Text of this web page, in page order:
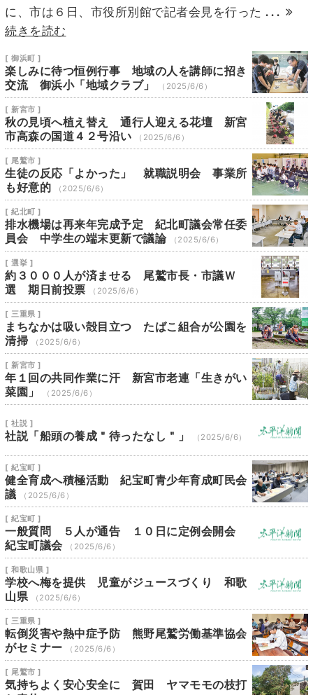
に、市は６日、市役所別館で記者会見を行った ...
続きを読む
[ 御浜町 ]
楽しみに待つ恒例行事 地域の人を講師に招き
交流 御浜小「地域クラブ」
（2025/6/6）
[ 新宮市 ]
秋の見頃へ植え替え 通行人迎える花壇 新宮
市高森の国道４２号沿い
（2025/6/6）
[ 尾鷲市 ]
生徒の反応「よかった」 就職説明会 事業所
も好意的
（2025/6/6）
[ 紀北町 ]
排水機場は再来年完成予定 紀北町議会常任委
員会 中学生の端末更新で議論
（2025/6/6）
[ 選挙 ]
約３０００人が済ませる 尾鷲市長・市議Ｗ
選 期日前投票
（2025/6/6）
[ 三重県 ]
まちなかは吸い殻目立つ たばこ組合が公園を
清掃
（2025/6/6）
[ 新宮市 ]
年１回の共同作業に汗 新宮市老連「生きがい
菜園」
（2025/6/6）
[ 社説 ]
社説「船頭の養成＂待ったなし＂」 （2025/6/6）
[ 紀宝町 ]
健全育成へ積極活動 紀宝町青少年育成町民会
議
（2025/6/6）
[ 紀宝町 ]
一般質問 ５人が通告 １０日に定例会開会
紀宝町議会
（2025/6/6）
[ 和歌山県 ]
学校へ梅を提供 児童がジュースづくり 和歌
山県
（2025/6/6）
[ 三重県 ]
転倒災害や熱中症予防 熊野尾鷲労働基準協会
がセミナー
（2025/6/6）
[ 尾鷲市 ]
気持ちよく安心安全に 賀田 ヤマモモの枝打